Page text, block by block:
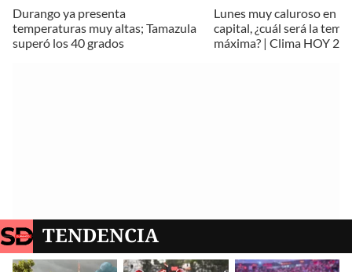
Durango ya presenta
temperaturas muy altas; Tamazula
superó los 40 grados
Lunes muy caluroso en
capital, ¿cuál será la
máxima? | Clima HOY 27
TENDENCIA